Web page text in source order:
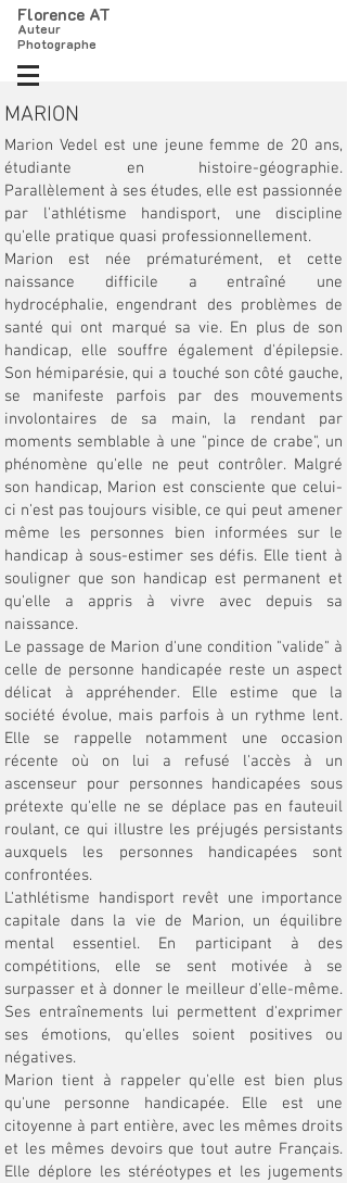
Florence AT
Auteur
Photographe
MARION
Marion Vedel est une jeune femme de 20 ans,
étudiante en histoire-géographie.
Parallèlement à ses études, elle est passionnée
par l'athlétisme handisport, une discipline
qu'elle pratique quasi professionnellement.
Marion est née prématurément, et cette
naissance difficile a entraîné une
hydrocéphalie, engendrant des problèmes de
santé qui ont marqué sa vie. En plus de son
handicap, elle souffre également d'épilepsie.
Son hémiparésie, qui a touché son côté gauche,
se manifeste parfois par des mouvements
involontaires de sa main, la rendant par
moments semblable à une "pince de crabe", un
phénomène qu'elle ne peut contrôler. Malgré
son handicap, Marion est consciente que celui-
ci n'est pas toujours visible, ce qui peut amener
même les personnes bien informées sur le
handicap à sous-estimer ses défis. Elle tient à
souligner que son handicap est permanent et
qu'elle a appris à vivre avec depuis sa
naissance.
Le passage de Marion d'une condition "valide" à
celle de personne handicapée reste un aspect
délicat à appréhender. Elle estime que la
société évolue, mais parfois à un rythme lent.
Elle se rappelle notamment une occasion
récente où on lui a refusé l'accès à un
ascenseur pour personnes handicapées sous
prétexte qu'elle ne se déplace pas en fauteuil
roulant, ce qui illustre les préjugés persistants
auxquels les personnes handicapées sont
confrontées.
L'athlétisme handisport revêt une importance
capitale dans la vie de Marion, un équilibre
mental essentiel. En participant à des
compétitions, elle se sent motivée à se
surpasser et à donner le meilleur d'elle-même.
Ses entraînements lui permettent d'exprimer
ses émotions, qu'elles soient positives ou
négatives.
Marion tient à rappeler qu'elle est bien plus
qu'une personne handicapée. Elle est une
citoyenne à part entière, avec les mêmes droits
et les mêmes devoirs que tout autre Français.
Elle déplore les stéréotypes et les jugements